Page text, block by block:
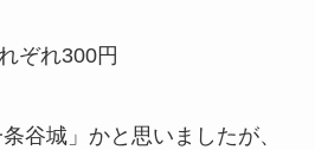
ぞれ300円
谷城」かと思いましたが、